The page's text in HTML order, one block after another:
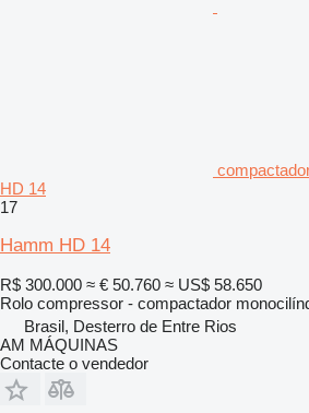
HD 14
17
Hamm HD 14
R$ 300.000 ≈ € 50.760 ≈ US$ 58.650
Rolo compressor - compactador
Brasil, Desterro de Entre Rios
AM MÁQUINAS
Contacte o vendedor